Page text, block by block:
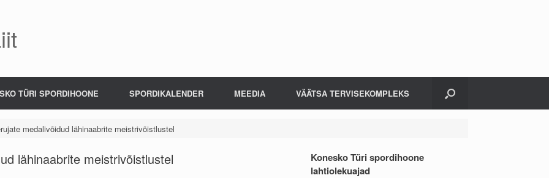
TÜRI SPORDIHOONE SPORDIKALENDER MEEDIA VÄÄTSA TERVISEKOMPLEKS
medalivõidud lähinaabrite meistrivõistlustel
lähinaabrite meistrivõistlustel
Konesko Türi spordihoone
lahtiolekuajad